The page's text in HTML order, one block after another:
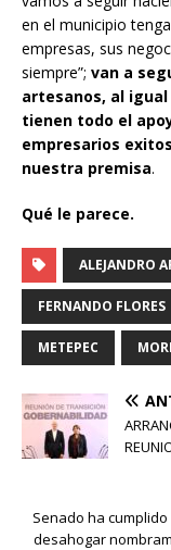
en el municipio
empresas, sus
siempre”; van a
artesanos, al
tienen todo el
empresarios
nuestra premisa.
Qué le parece.
ALEJANDRO
FERNANDO FLORES
METEPEC
Senado ha
desahogar